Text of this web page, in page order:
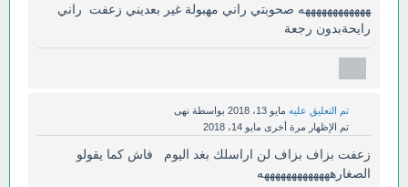
ههههههههههههه صحوبتي راني مهبولة غير بعديني زعفت راني
رايحةبدون رجعة
تم التعليق عليه مايو 13، 2018 بواسطة نهى
تم الإظهار مرة أخرى مايو 14، 2018
زعفت بزاف بزاف لن اراسلك بغد اليوم فاش كما يقولو
الصغارهههههههههههههه